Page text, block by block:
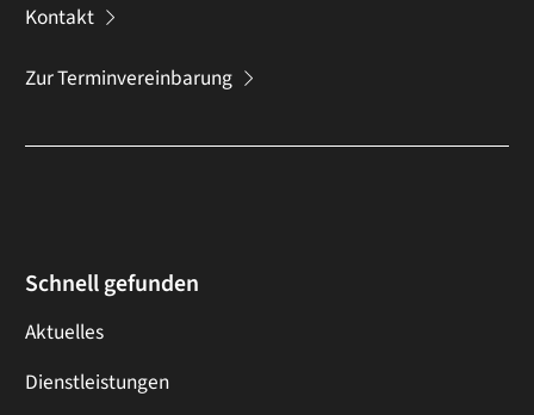
Kontakt
Zur Terminvereinbarung
Schnell gefunden
Aktuelles
Dienstleistungen